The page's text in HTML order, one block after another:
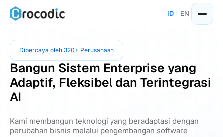
ID EN
Dipercaya oleh 320+ Perusahaan
Bangun Sistem Enterprise yang
Adaptif, Fleksibel dan Terintegrasi
AI
Kami membangun teknologi yang beradaptasi dengan
perubahan bisnis melalui pengembangan software